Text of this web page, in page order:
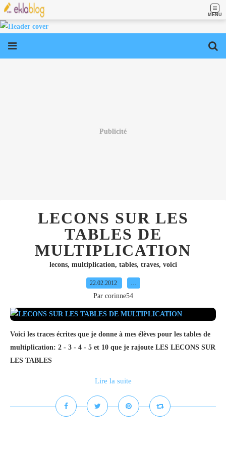
MENU
Publicité
LECONS SUR LES
TABLES DE
MULTIPLICATION
lecons, multiplication, tables, traves, voici
22.02.2012 …
Par corinne54
Voici les traces écrites que je donne à mes élèves pour les tables de
multiplication: 2 - 3 - 4 - 5 et 10 que je rajoute LES LECONS SUR
LES TABLES
Lire la suite